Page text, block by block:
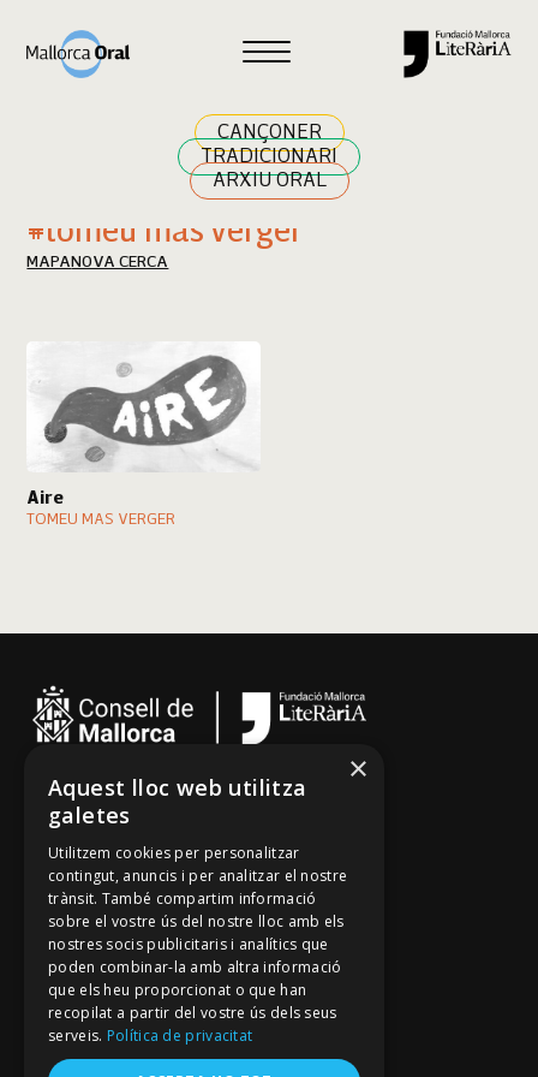
CANÇONER
TRADICIONARI
ARXIU ORAL
Cercar
Resultats cerca
#tomeu mas verger
MAPA NOVA CERCA
Aire
TOMEU MAS VERGER
Cançoner
Tradicionari
Arxiu Oral
Contacte
Segueix-nos
Mallorca Oral, un projecte de
Avís legal
×
Aquest lloc web utilitza
galetes
Utilitzem cookies per personalitzar
contingut, anuncis i per analitzar el nostre
trànsit. També compartim informació
sobre el vostre ús del nostre lloc amb els
nostres socis publicitaris i analítics que
poden combinar-la amb altra informació
que els heu proporcionat o que han
recopilat a partir del vostre ús dels seus
serveis. Política de privacitat